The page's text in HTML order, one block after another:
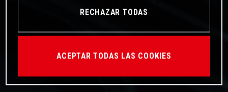
RECHAZAR TODAS
ACEPTAR TODAS LAS COOKIES